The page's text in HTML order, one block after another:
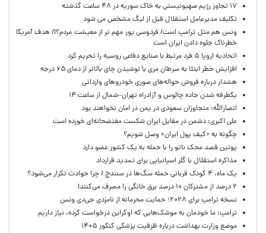
۱۷ تجاوز رژیم صهیونیستی به خاک سوریه در ۴۸ ساعت گذشته
تکلیف مدیرعامل استقلال قبل از لیگ مشخص می شود
ونس هم مثل ترامپ است/ فردوسی پور مهم تر از معیشت مردم؟!/ هدف آمریکا
خطرناک جلوه دادن ایران است
اتحادیه اروپا ۵ فرد مرتبط با صنایع دفاعی روسیه را تحریم کرد
افزایش خطر ابتلا به سرطان مری با نوشیدن چای بالاتر از دمای ۶۵ درجه
هشدار درباره فروش حواله‌های صوری خودروهای وارداتی
یکطرفه شدن جاده چالوس و آزادراه تهران–شمال از ساعت ۱۴
انصارالله: متجاوزان سعودی در یمن در امان نخواهند بود
علی اکبری: دشمن در مقابل ایران شکست مفتضحانه‌ای خورده است
چگونه به «کیف پول ایران» وصل شویم؟
پوتین قصد محک ناتو را با حمله به یک کشور عضو دارد
مذاکره استقلال با گلر اسپانیایی برای تمدید قرارداد
یک ماه، ۴ کودک قربانی حمله سگ‌ها در سنندج / چرا حوادث تکرار می‌شود؟
۲ درصد از مشترکان ۱۰ درصد برق خانگی را مصرف می‌کنند!
نسخه ترامپ برای ۲۰۲۸؛ حمایت محرمانه از نامزدی جی‌دی ونس
ترامپ: ما خودمان به موشک‌هایی که اوکراین درخواست کرده، نیاز داریم
موضع وزارت بهداشت درباره ظرفیت پزشکی کنکور ۱۴۰۵